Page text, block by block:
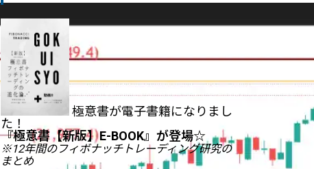
極意書が電子書籍になりまし
た！
『極意書【新版】E-BOOK』が登場☆
※12年間のフィボナッチトレーディング研究の
まとめ